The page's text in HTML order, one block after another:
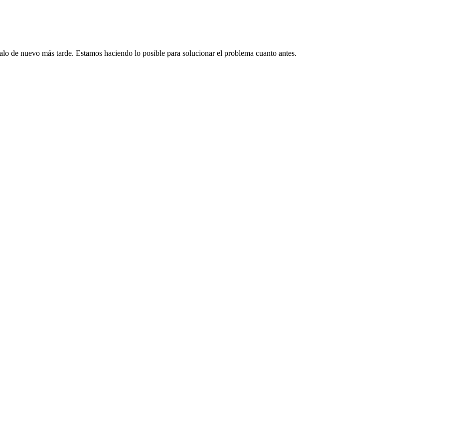
de nuevo más tarde. Estamos haciendo lo posible para solucionar el problema cuanto antes.